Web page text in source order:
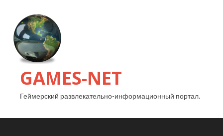
GAMES-NET
Геймерский развлекательно-информационный портал.